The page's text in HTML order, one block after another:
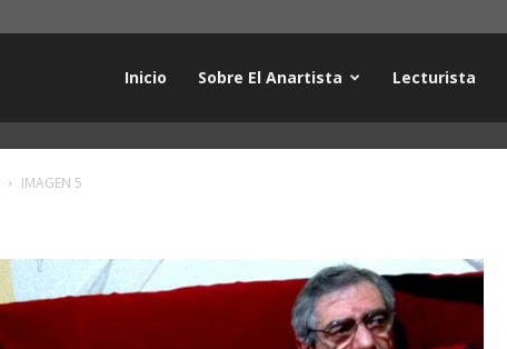
Inicio Sobre El Anartista Lecturista
IMAGEN 5